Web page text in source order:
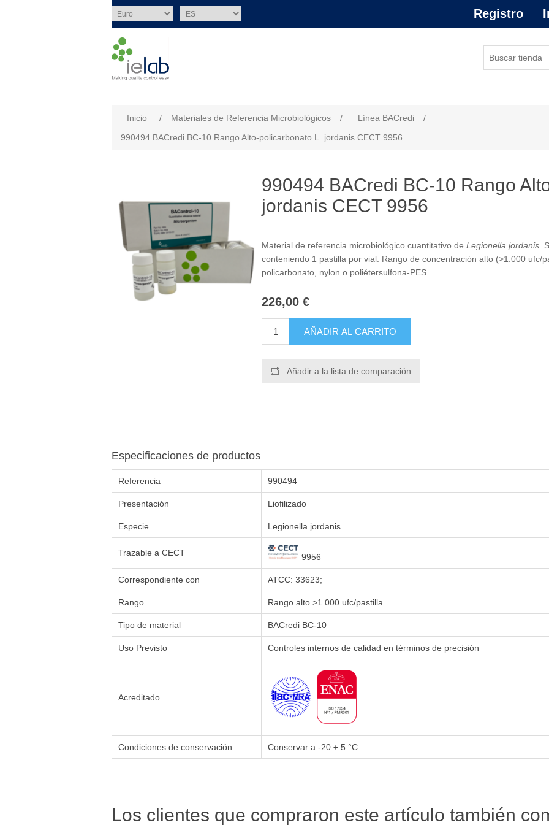
Registro
Inicio / Materiales de Referencia Microbiológicos / Línea BACredi
/
990494 BACredi BC-10 Rango Alto-policarbonato L. jordanis CECT 9956
990494 BACredi BC-10 Rango
jordanis CECT 9956
Material de referencia microbiológico cuantitativo de Legionella jordanis .
conteniendo 1 pastilla por vial. Rango de concentración alto (>1.000 ufc/
policarbonato, nylon o poliétersulfona-PES.
226,00 €
AÑADIR AL CARRITO
Añadir a la lista de comparación
Especificaciones de productos
Referencia 990494
Presentación Liofilizado
Especie Legionella jordanis
Trazable a CECT 9956
Correspondiente con ATCC: 33623;
Rango Rango alto >1.000 ufc/pastilla
Tipo de material BACredi BC-10
Uso Previsto Controles internos de calidad en términos de precisión
Acreditado
Condiciones de conservación Conservar a -20 ± 5 °C
Los clientes que compraron este artículo también